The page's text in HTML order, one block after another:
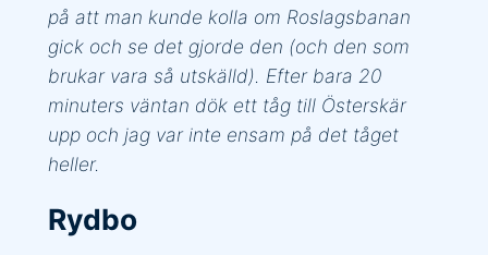
på att man kunde kolla om Roslagsbanan
gick och se det gjorde den (och den som
brukar vara så utskälld). Efter bara 20
minuters väntan dök ett tåg till Österskär
upp och jag var inte ensam på det tåget
heller.
Rydbo